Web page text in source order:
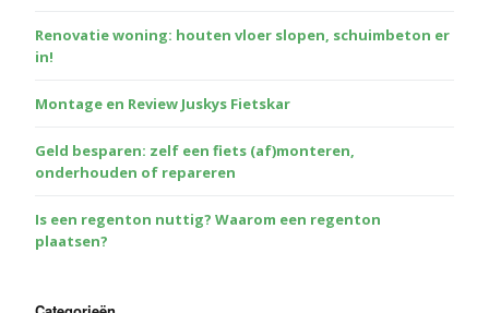
Renovatie woning: houten vloer slopen, schuimbeton er
in!
Montage en Review Juskys Fietskar
Geld besparen: zelf een fiets (af)monteren,
onderhouden of repareren
Is een regenton nuttig? Waarom een regenton
plaatsen?